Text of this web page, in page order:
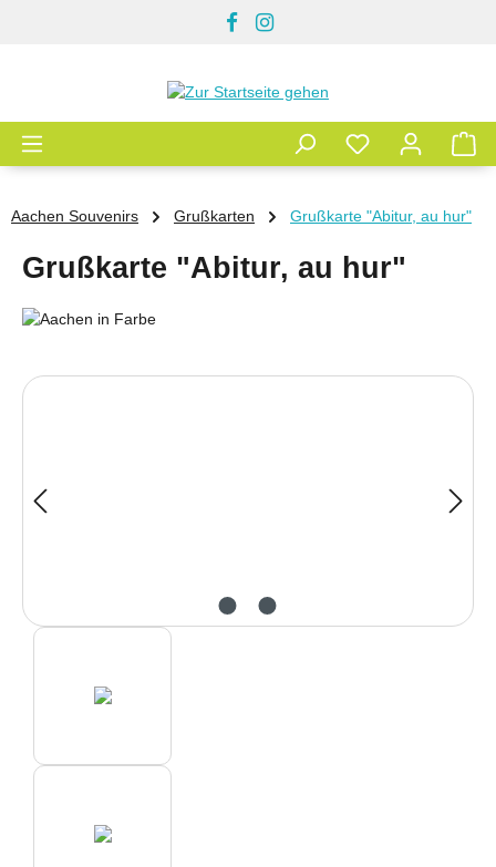
Aachen Souvenirs Grußkarten Grußkarte "Abitur, au hur"
Grußkarte "Abitur, au hur"
Bildergalerie überspringen